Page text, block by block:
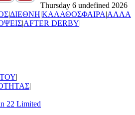
Thursday 6 undefined 2026
|ΔΙΕΘΝΗ|ΚΑΛΑΘΟΣΦΑΙΡΑ|ΑΛΛΑ
|AFTER DERBY|
|
|
22 Limited